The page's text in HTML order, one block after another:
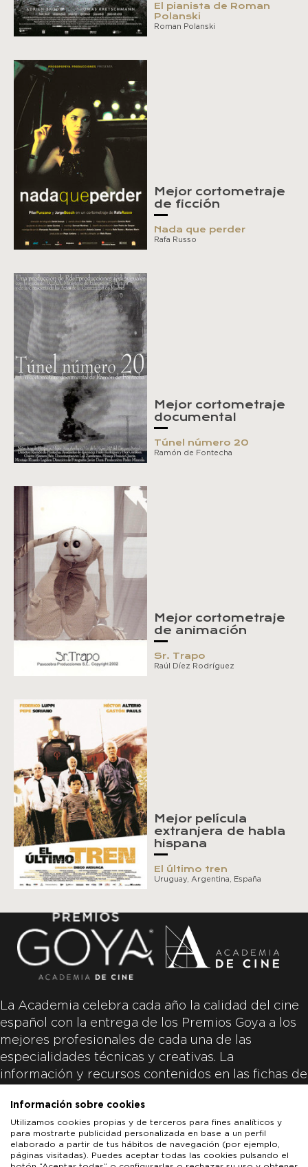
El pianista de Roman
Polanski
Roman Polanski
Mejor cortometraje
de ficción
Nada que perder
Rafa Russo
Mejor cortometraje
documental
Túnel número 20
Ramón de Fontecha
Mejor cortometraje
de animación
Sr. Trapo
Raúl Díez Rodríguez
Mejor película
extranjera de habla
hispana
El último tren
Uruguay, Argentina, España
La Academia celebra cada año la calidad del cine
español con la entrega de los Premios Goya a los
mejores profesionales de cada una de las
especialidades técnicas y creativas. La
información y recursos contenidos en las fichas de
productoras de las películas y responsabilidad
única y exclusiva de las mismas.
Información sobre cookies
Utilizamos cookies propias y de terceros para fines analíticos y
para mostrarte publicidad personalizada en base a un perfil
elaborado a partir de tus hábitos de navegación (por ejemplo,
páginas visitadas). Puedes aceptar todas las cookies pulsando el